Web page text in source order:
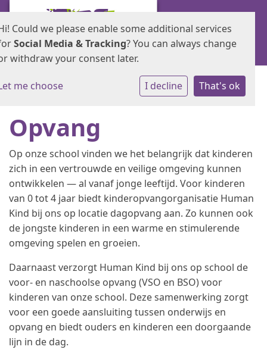
Opvang
Op onze school vinden we het belangrijk dat kinderen
zich in een vertrouwde en veilige omgeving kunnen
ontwikkelen — al vanaf jonge leeftijd. Voor kinderen
van 0 tot 4 jaar biedt kinderopvangorganisatie Human
Kind bij ons op locatie dagopvang aan. Zo kunnen ook
de jongste kinderen in een warme en stimulerende
omgeving spelen en groeien.
Daarnaast verzorgt Human Kind bij ons op school de
voor- en naschoolse opvang (VSO en BSO) voor
kinderen van onze school. Deze samenwerking zorgt
voor een goede aansluiting tussen onderwijs en
opvang en biedt ouders en kinderen een doorgaande
lijn in de dag.
Could we please enable some additional services
Social Media & Tracking? You can always change
withdraw your consent later.
me choose I decline That's ok